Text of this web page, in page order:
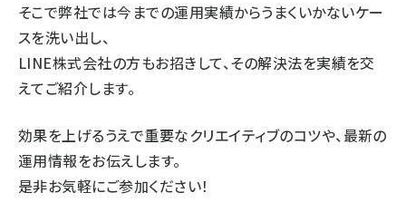
そこで弊社では今までの運用実績からうまくいかないケー
スを洗い出し、
LINE株式会社の方もお招きして、その解決法を実績を交
えてご紹介します。
効果を上げるうえで重要なクリエイティブのコツや、最新の
運用情報をお伝えします。
是非お気軽にご参加ください！